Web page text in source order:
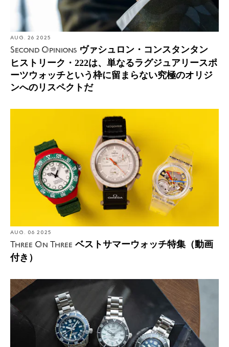
AUG. 26 2025
Second Opinions ヴァシュロン・コンスタンタン
ヒストリーク・222は、単なるラグジュアリースポ
ーツウォッチという枠に留まらない究極のオリジ
ンへのリスペクトだ
AUG. 06 2025
Three On Three ベストサマーウォッチ特集（動画
付き）